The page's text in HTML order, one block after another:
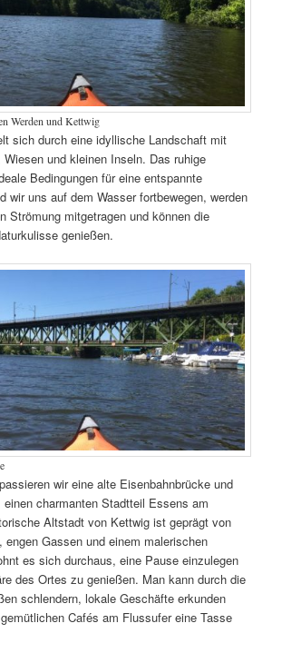
Werden und Kettwig
sich durch eine idyllische Landschaft mit
Wiesen und kleinen Inseln. Das ruhige
Bedingungen für eine entspannte
wir uns auf dem Wasser fortbewegen, werden
Strömung mitgetragen und können die
genießen.
wir eine alte Eisenbahnbrücke und
charmanten Stadtteil Essens am
Altstadt von Kettwig ist geprägt von
engen Gassen und einem malerischen
es sich durchaus, eine Pause einzulegen
des Ortes zu genießen. Man kann durch die
schlendern, lokale Geschäfte erkunden
Cafés am Flussufer eine Tasse